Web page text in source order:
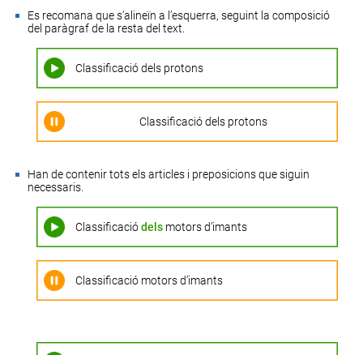
Es recomana que s’alineïn a l’esquerra, seguint la composició
del paràgrafde la resta del text.
Classificació dels protons
Classificació dels protons
Han de contenir tots els articles i preposicions que siguin
necessaris.
Classificaciódelsmotors d’imants
Classificació motors d’imants